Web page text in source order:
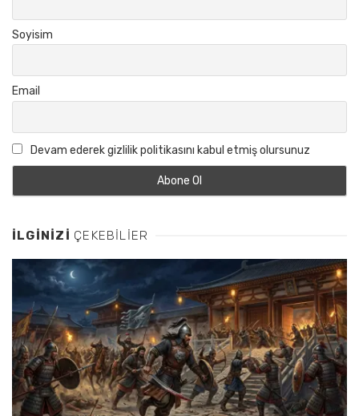
Soyisim
Email
Devam ederek gizlilik politikasını kabul etmiş olursunuz
İLGINIZI ÇEKEBILIER